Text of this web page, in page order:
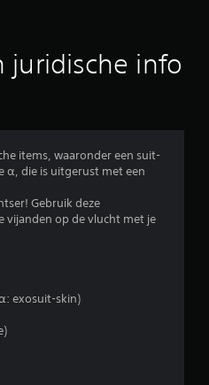
e
n
e
juridische info
items, waaronder een suit-
α, die is uitgerust met een
Gebruik deze
vijanden op de vlucht met je
exosuit-skin)